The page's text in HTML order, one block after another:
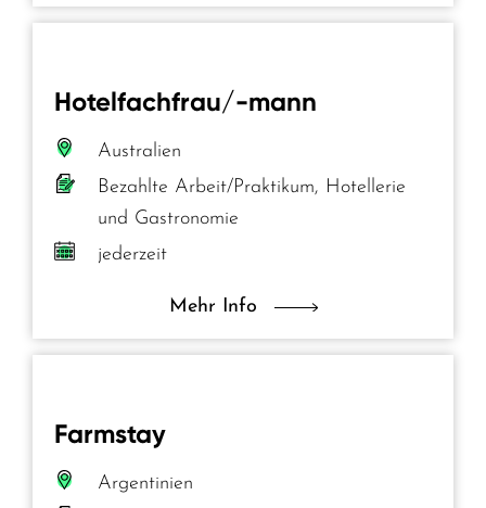
Hotelfachfrau/-mann
Australien
Bezahlte Arbeit/Praktikum, Hotellerie
und Gastronomie
jederzeit
Mehr Info
Farmstay
Argentinien